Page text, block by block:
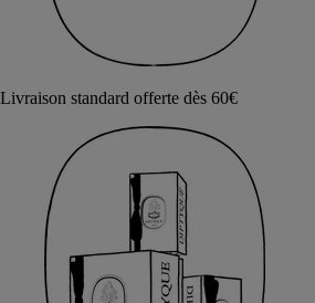
Livraison standard offerte dès 60€